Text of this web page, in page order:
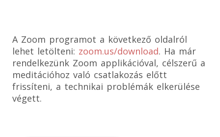
A Zoom programot a következő oldalról
lehet letölteni: zoom.us/download. Ha már
rendelkezünk Zoom applikációval, célszerű a
meditációhoz való csatlakozás előtt
frissíteni, a technikai problémák elkerülése
végett.